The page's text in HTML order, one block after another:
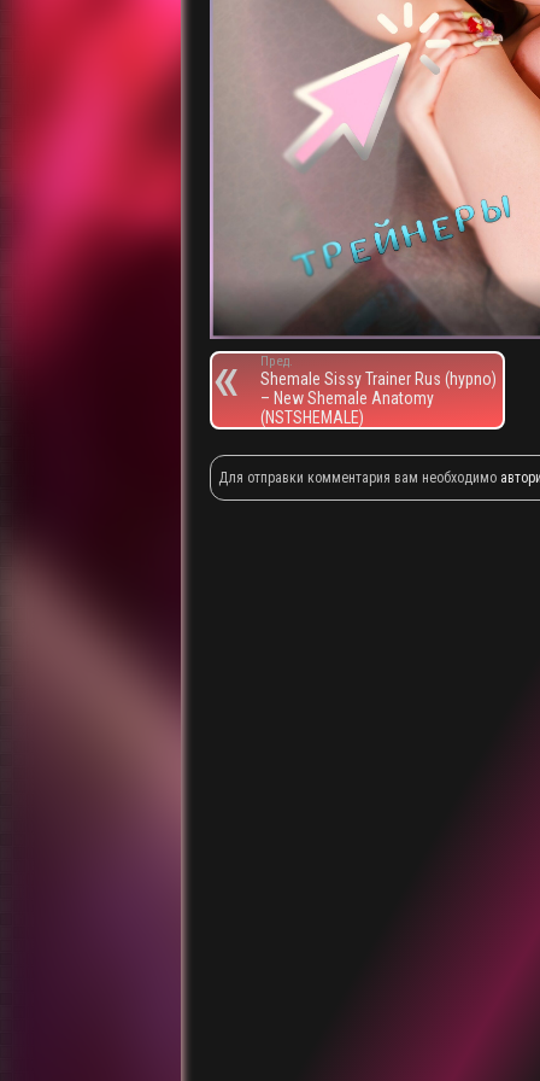
Пред.
Shemale Sissy Trainer Rus (hypno)
– New Shemale Anatomy
(NSTSHEMALE)
Для отправки комментария вам необходимо